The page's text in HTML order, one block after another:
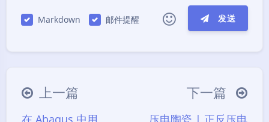
Markdown 邮件提醒 发送
∠( ᐛ 」∠)＿
୧(๑•̀⌄•́๑)૭
(ノ°ο°)ノ
上一篇 下一篇